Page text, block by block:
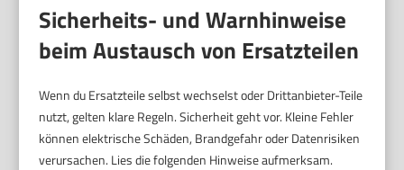
Sicherheits- und Warnhinweise
beim Austausch von Ersatzteilen
Wenn du Ersatzteile selbst wechselst oder Drittanbieter-Teile
nutzt, gelten klare Regeln. Sicherheit geht vor. Kleine Fehler
können elektrische Schäden, Brandgefahr oder Datenrisiken
verursachen. Lies die folgenden Hinweise aufmerksam.